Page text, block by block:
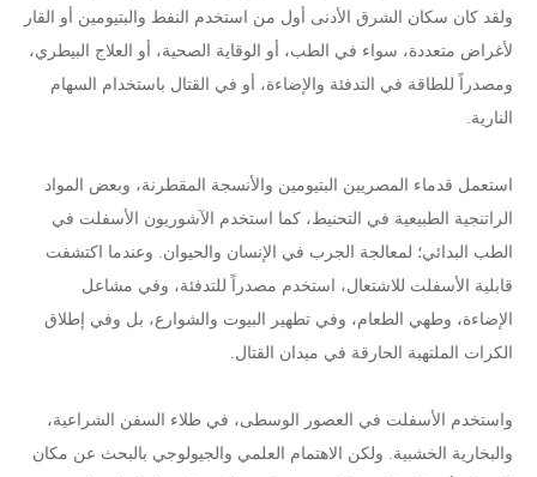
ولقد كان سكان الشرق الأدنى أول من استخدم النفط والبتيومين أو القار
لأغراض متعددة، سواء في الطب، أو الوقاية الصحية، أو العلاج البيطري،
ومصدراً للطاقة في التدفئة والإضاءة، أو في القتال باستخدام السهام
النارية.
استعمل قدماء المصريين البتيومين والأنسجة المقطرنة، وبعض المواد
الراتنجية الطبيعية في التحنيط، كما استخدم الآشوريون الأسفلت في
الطب البدائي؛ لمعالجة الجرب في الإنسان والحيوان. وعندما اكتشفت
قابلية الأسفلت للاشتعال، استخدم مصدراً للتدفئة، وفي مشاعل
الإضاءة، وطهي الطعام، وفي تطهير البيوت والشوارع، بل وفي إطلاق
الكرات الملتهبة الحارقة في ميدان القتال.
واستخدم الأسفلت في العصور الوسطى، في طلاء السفن الشراعية،
والبخارية الخشبية. ولكن الاهتمام العلمي والجيولوجي بالبحث عن مكان